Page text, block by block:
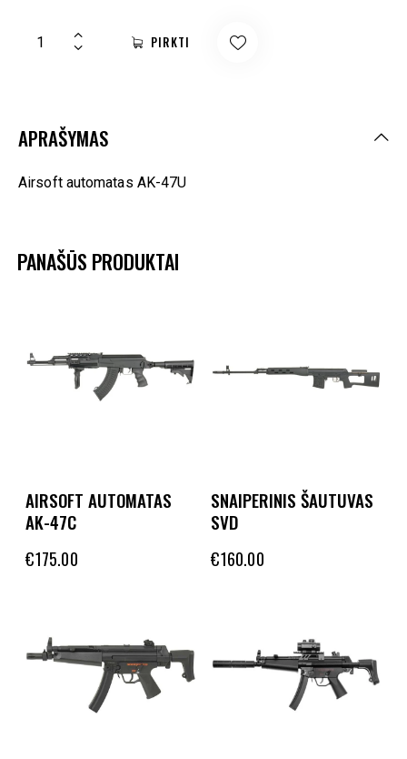
PIRKTI
APRAŠYMAS
Airsoft automatas AK-47U
PANAŠŪS PRODUKTAI
AIRSOFT AUTOMATAS
AK-47C
€175.00
SNAIPERINIS ŠAUTUVAS
SVD
€160.00